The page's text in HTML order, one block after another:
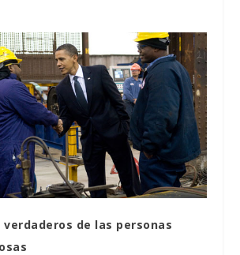
verdaderos de las personas